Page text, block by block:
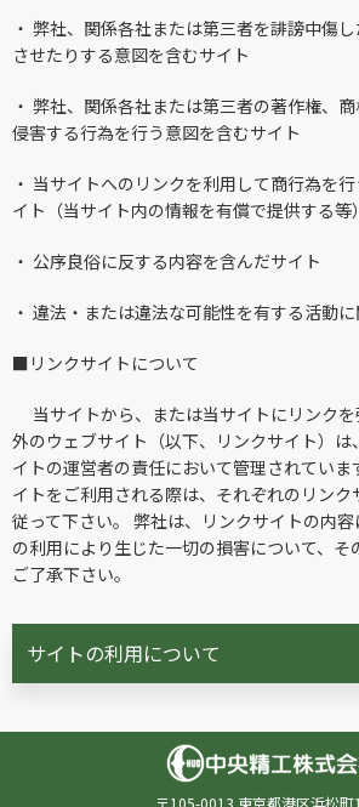
・ 弊社、関係各社または第三者を誹謗中傷
させたりする意図を含むサイト
・ 弊社、関係各社または第三者の著作権、
侵害する行為を行う意図を含むサイト
・ 当サイトへのリンクを利用して商行為を
イト（当サイト内の情報を有償で提供する等）
・ 公序良俗に反する内容を含んだサイト
・ 違法・または違法な可能性を有する活動
■ リンクサイトについて
当サイトから、または当サイトにリンクを
外のウェブサイト（以下、リンクサイト）は
イトの運営者の責任において管理されていま
イトをご利用される際は、それぞれのリン
従って下さい。 弊社は、リンクサイトの内
の利用により生じた一切の損害について、そ
ご了承下さい。
サイトの利用について
〒105-0013 東京都港区浜松町